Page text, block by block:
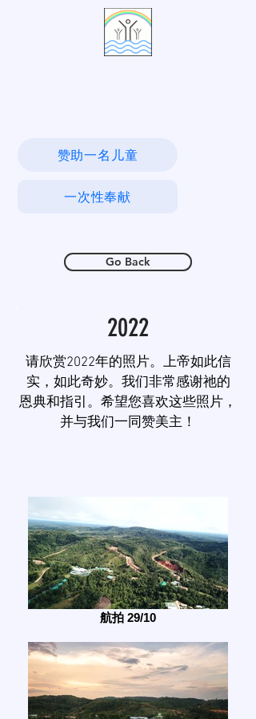
赞助一名儿童
一次性奉献
Go Back
2022
请欣赏2022年的照片。上帝如此信
实，如此奇妙。我们非常感谢祂的
恩典和指引。希望您喜欢这些照片，
并与我们一同赞美主！
航拍 29/10